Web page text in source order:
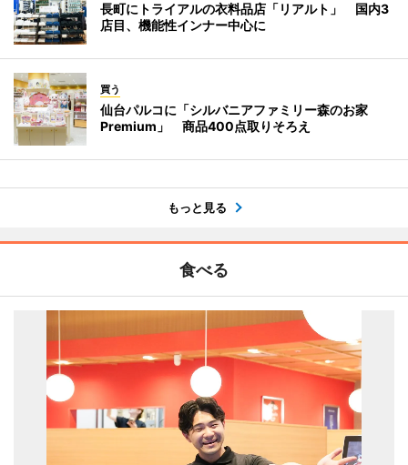
長町にトライアルの衣料品店「リアルト」 国内3
店目、機能性インナー中心に
買う
仙台パルコに「シルバニアファミリー森のお家
Premium」 商品400点取りそろえ
もっと見る
食べる